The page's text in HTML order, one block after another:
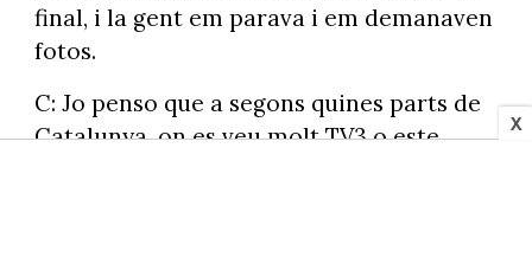
X
final, i la gent em parava i em demanaven
fotos.
C: Jo penso que a segons quines parts de
Catalunya, on es veu molt TV3 o este